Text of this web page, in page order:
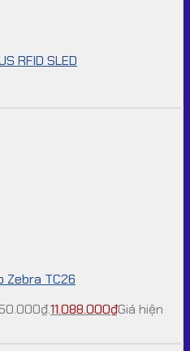
RFID SLED
Zebra TC26
11.088.000₫Giá hiện